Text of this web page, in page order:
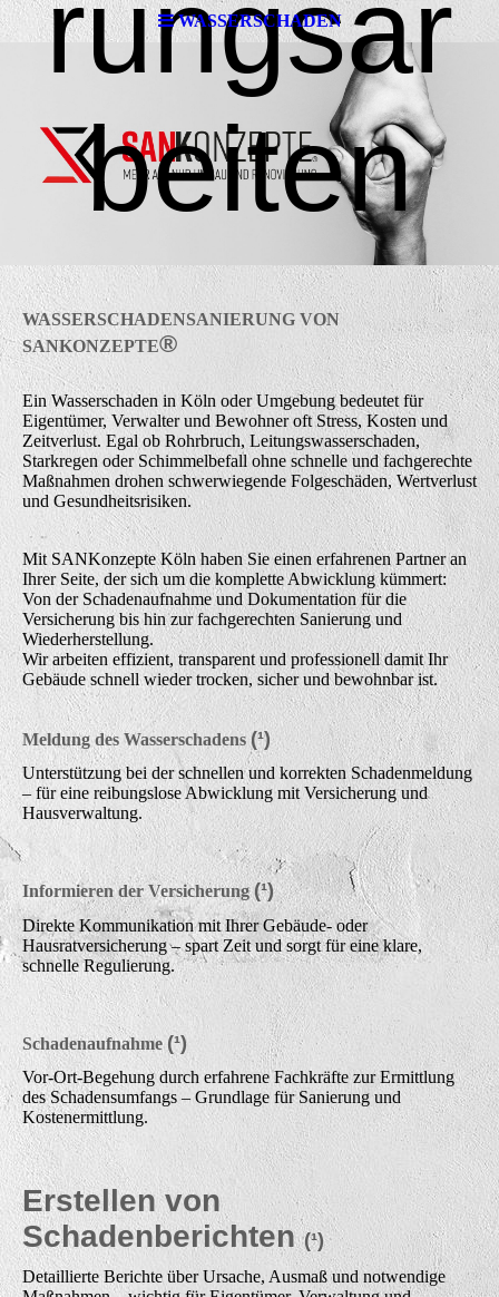
WASSERSCHADEN
rungsar
beiten
WASSERSCHADENSANIERUNG VON
SANKONZEPTE®
Ein Wasserschaden in Köln oder Umgebung bedeutet für
Eigentümer, Verwalter und Bewohner oft Stress, Kosten und
Zeitverlust. Egal ob Rohrbruch, Leitungswasserschaden,
Starkregen oder Schimmelbefall ohne schnelle und fachgerechte
Maßnahmen drohen schwerwiegende Folgeschäden, Wertverlust
und Gesundheitsrisiken.
Mit SANKonzepte Köln haben Sie einen erfahrenen Partner an
Ihrer Seite, der sich um die komplette Abwicklung kümmert:
Von der Schadenaufnahme und Dokumentation für die
Versicherung bis hin zur fachgerechten Sanierung und
Wiederherstellung.
Wir arbeiten effizient, transparent und professionell damit Ihr
Gebäude schnell wieder trocken, sicher und bewohnbar ist.
Meldung des Wasserschadens (¹)
Unterstützung bei der schnellen und korrekten Schadenmeldung
– für eine reibungslose Abwicklung mit Versicherung und
Hausverwaltung.
Informieren der Versicherung(¹)
Direkte Kommunikation mit Ihrer Gebäude- oder
Hausratversicherung – spart Zeit und sorgt für eine klare,
schnelle Regulierung.
Schadenaufnahme(¹)
Vor-Ort-Begehung durch erfahrene Fachkräfte zur Ermittlung
des Schadensumfangs – Grundlage für Sanierung und
Kostenermittlung.
Erstellen von
Schadenberichten(¹)
Detaillierte Berichte über Ursache, Ausmaß und notwendige